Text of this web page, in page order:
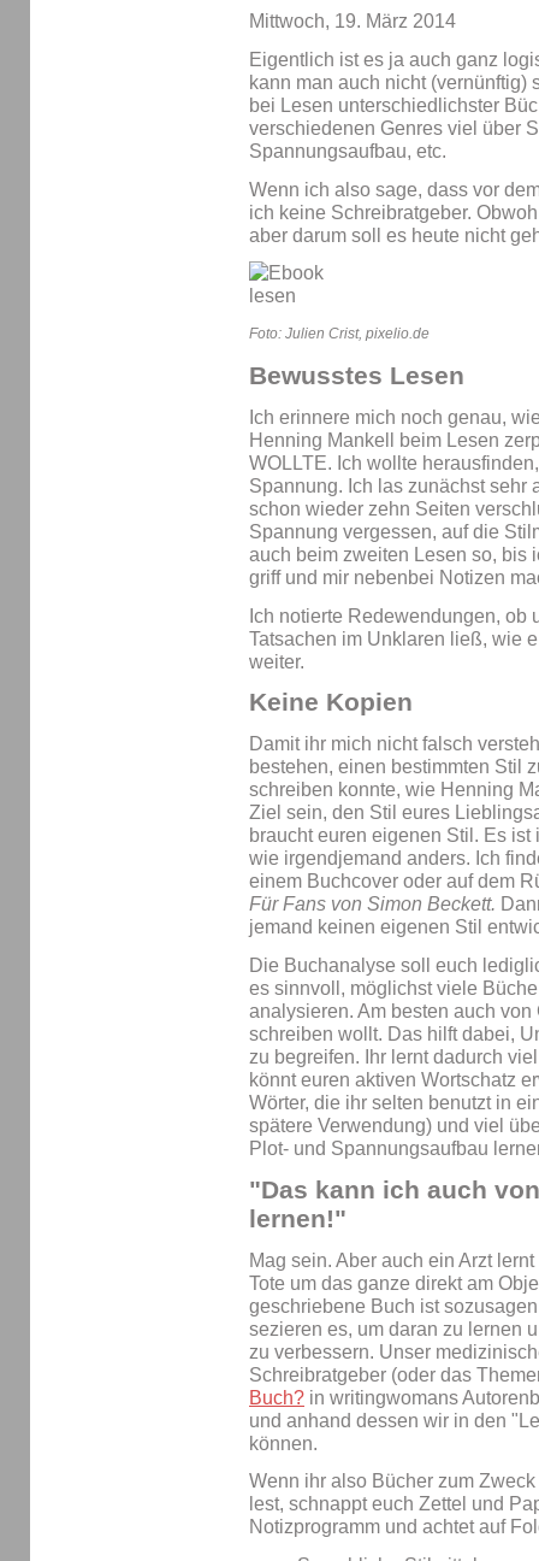
Mittwoch, 19. März 2014
Eigentlich ist es ja auch ganz
kann man auch nicht
bei Lesen unterschiedlichster
verschiedenen Genres viel über
Spannungsaufbau, etc.
Wenn ich also sage, dass vor
ich keine Schreibratgeber.
aber darum soll es heute nicht
Foto: Julien Crist, pixelio.de
Bewusstes Lesen
Ich erinnere mich noch genau,
Henning Mankell beim Lesen
WOLLTE. Ich wollte
Spannung. Ich las zunächst sehr
schon wieder zehn Seiten
Spannung vergessen, auf die
auch beim zweiten Lesen so, bis
griff und mir nebenbei Notizen
Ich notierte Redewendungen,
Tatsachen im Unklaren ließ, wie
weiter.
Keine Kopien
Damit ihr mich nicht falsch
bestehen, einen bestimmten Stil
schreiben konnte, wie Henning
Ziel sein, den Stil eures
braucht euren eigenen Stil. Es
wie irgendjemand anders. Ich
einem Buchcover oder auf dem
Für Fans von Simon Beckett.
jemand keinen eigenen Stil
Die Buchanalyse soll euch
es sinnvoll, möglichst viele
analysieren. Am besten auch
schreiben wollt. Das hilft dabei,
zu begreifen. Ihr lernt dadurch
könnt euren aktiven Wortschatz
Wörter, die ihr selten benutzt in
spätere Verwendung) und viel
Plot- und Spannungsaufbau
"Das kann ich auch
lernen!"
Mag sein. Aber auch ein Arzt
Tote um das ganze direkt am
geschriebene Buch ist
sezieren es, um daran zu lernen
zu verbessern. Unser
Schreibratgeber (oder das
Buch? in writingwomans
und anhand dessen wir in den
können.
Wenn ihr also Bücher zum
lest, schnappt euch Zettel und
Notizprogramm und achtet auf